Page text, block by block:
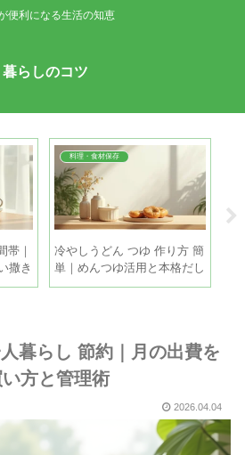
便利になる生活の知恵
暮らしのコツ
帯｜
撒き
料理・食材保存
冷やしうどん つゆ 作り方 簡
単｜めんつゆ活用と本格だし
を5分で
暮らし 節約｜月の出費を
方と管理術
2026.04.04